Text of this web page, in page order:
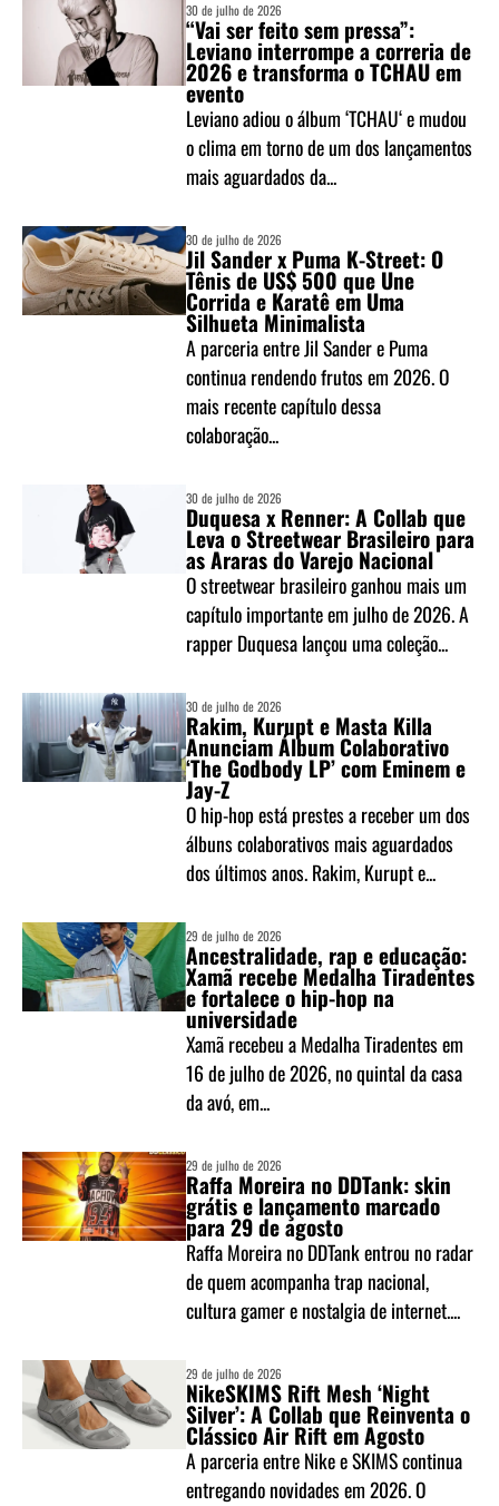
30 de julho de 2026
“Vai ser feito sem pressa”:
Leviano interrompe a correria de
2026 e transforma o TCHAU em
evento
Leviano adiou o álbum ‘TCHAU‘ e mudou
o clima em torno de um dos lançamentos
mais aguardados da...
30 de julho de 2026
Jil Sander x Puma K-Street: O
Tênis de US$ 500 que Une
Corrida e Karatê em Uma
Silhueta Minimalista
A parceria entre Jil Sander e Puma
continua rendendo frutos em 2026. O
mais recente capítulo dessa
colaboração...
30 de julho de 2026
Duquesa x Renner: A Collab que
Leva o Streetwear Brasileiro para
as Araras do Varejo Nacional
O streetwear brasileiro ganhou mais um
capítulo importante em julho de 2026. A
rapper Duquesa lançou uma coleção...
30 de julho de 2026
Rakim, Kurupt e Masta Killa
Anunciam Álbum Colaborativo
‘The Godbody LP’ com Eminem e
Jay-Z
O hip-hop está prestes a receber um dos
álbuns colaborativos mais aguardados
dos últimos anos. Rakim, Kurupt e...
29 de julho de 2026
Ancestralidade, rap e educação:
Xamã recebe Medalha Tiradentes
e fortalece o hip-hop na
universidade
Xamã recebeu a Medalha Tiradentes em
16 de julho de 2026, no quintal da casa
da avó, em...
29 de julho de 2026
Raffa Moreira no DDTank: skin
grátis e lançamento marcado
para 29 de agosto
Raffa Moreira no DDTank entrou no radar
de quem acompanha trap nacional,
cultura gamer e nostalgia de internet....
29 de julho de 2026
NikeSKIMS Rift Mesh ‘Night
Silver’: A Collab que Reinventa o
Clássico Air Rift em Agosto
A parceria entre Nike e SKIMS continua
entregando novidades em 2026. O